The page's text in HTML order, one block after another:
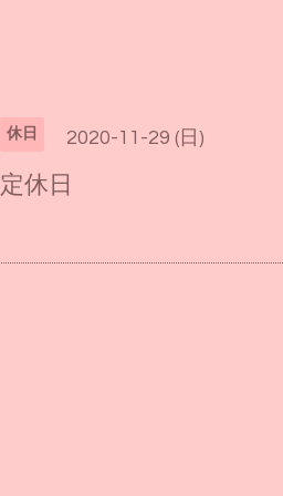
休日 2020-11-29 (日)
定休日